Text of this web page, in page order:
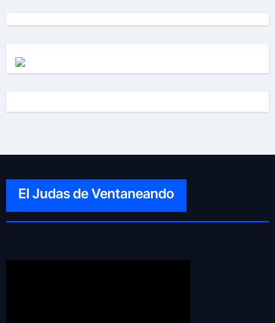
El Judas de Ventaneando